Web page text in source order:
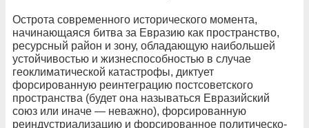
Острота современного исторического момента,
начинающаяся битва за Евразию как пространство,
ресурсный район и зону, обладающую наибольшей
устойчивостью и жизнеспособностью в случае
геоклиматической катастрофы, диктует
форсированную реинтеграцию постсоветского
пространства (будет она называться Евразийский
союз или иначе — неважно), форсированную
реиндустриализацию и форсированное политическо-